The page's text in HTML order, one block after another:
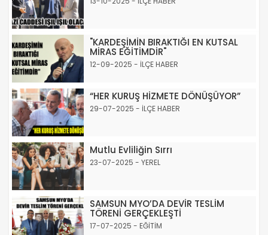
"KARDEŞİMİN BIRAKTIĞI EN KUTSAL
MİRAS EĞİTİMDİR"
12-09-2025 - İLÇE HABER
“HER KURUŞ HİZMETE DÖNÜŞÜYOR”
29-07-2025 - İLÇE HABER
Mutlu Evliliğin Sırrı
23-07-2025 - YEREL
SAMSUN MYO’DA DEVİR TESLİM
TÖRENİ GERÇEKLEŞTİ
17-07-2025 - EĞİTİM